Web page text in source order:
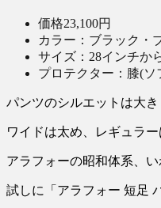
価格23,100円
カラー：ブラック・
サイズ：28インチか
プロテクター：膝(
パンツのシルエットは大
ワイドは太め、レギュラ
アラフォーの昭和体系、
試しに「アラフォー 短足